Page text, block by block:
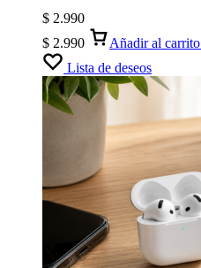
$ 2.990
$ 2.990 Añadir al carrito
Lista de deseos